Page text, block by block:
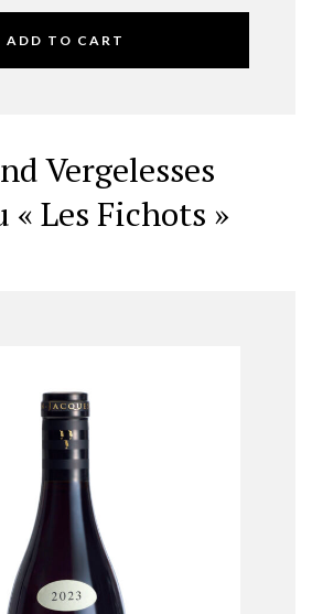
ADD TO CART
Vergelesses
« Les Fichots »